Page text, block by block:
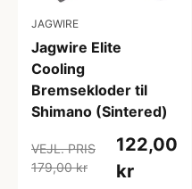
JAGWIRE
Jagwire Elite
Cooling
Bremsekloder til
Shimano (Sintered)
VEJL. PRIS
179,00 kr
122,00
kr